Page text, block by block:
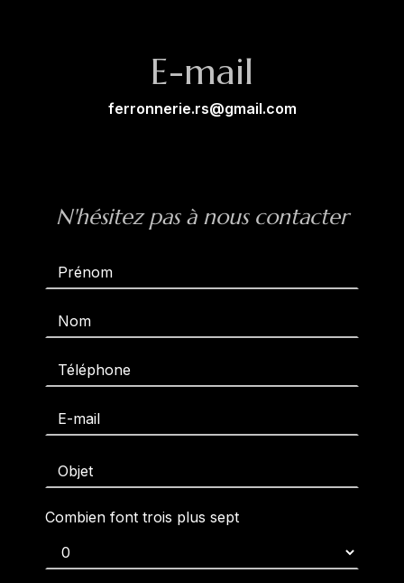
E-mail
ferronnerie.rs@gmail.com
N'hésitez pas à nous contacter
Combien font trois plus sept